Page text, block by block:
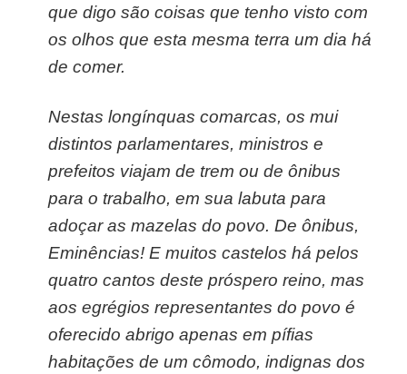
que digo são coisas que tenho visto com
os olhos que esta mesma terra um dia há
de comer.
Nestas longínquas comarcas, os mui
distintos parlamentares, ministros e
prefeitos viajam de trem ou de ônibus
para o trabalho, em sua labuta para
adoçar as mazelas do povo. De ônibus,
Eminências! E muitos castelos há pelos
quatro cantos deste próspero reino, mas
aos egrégios representantes do povo é
oferecido abrigo apenas em pífias
habitações de um cômodo, indignas dos